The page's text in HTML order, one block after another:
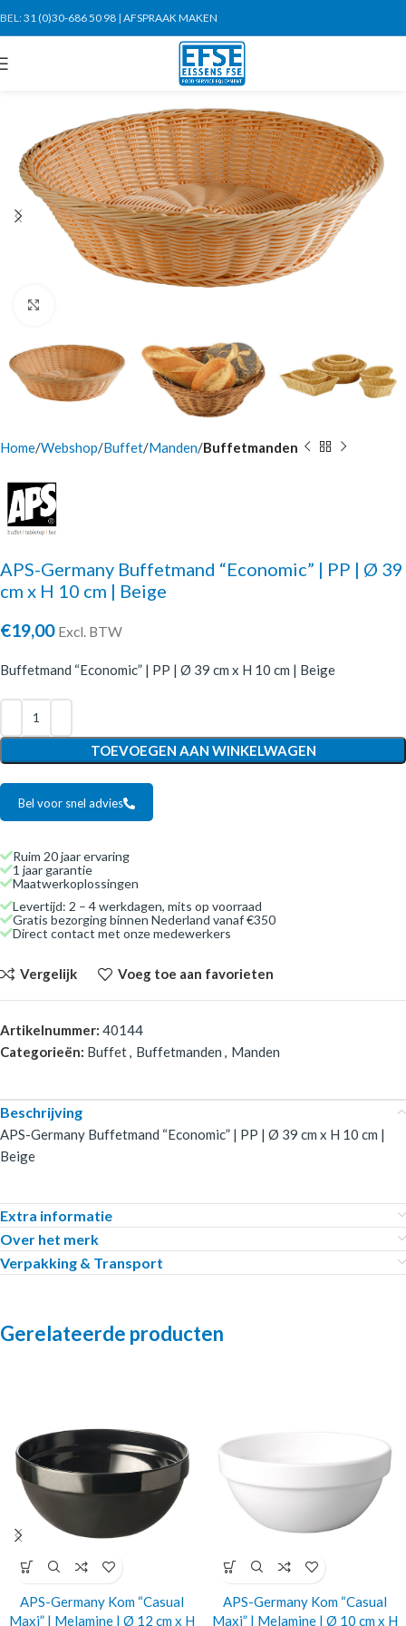
BEL:31 (0)30-686 50 98 | AFSPRAAK MAKEN
Home Webshop Buffet Manden Buffetmanden
APS-Germany Buffetmand “Economic” | PP | Ø 39
cm x H 10 cm | Beige
€19,00 Excl. BTW
Buffetmand “Economic” | PP | Ø 39 cm x H 10 cm | Beige
TOEVOEGEN AAN WINKELWAGEN
Bel voor snel advies
Ruim 20 jaar ervaring
1 jaar garantie
Maatwerkoplossingen
Levertijd: 2 – 4 werkdagen, mits op voorraad
Gratis bezorging binnen Nederland vanaf €350
Direct contact met onze medewerkers
Vergelijk Voeg toe aan favorieten
Artikelnummer: 40144
Categorieën: Buffet, Buffetmanden , Manden
Beschrijving
APS-Germany Buffetmand “Economic” | PP | Ø 39 cm x H 10 cm |
Beige
Extra informatie
Over het merk
Verpakking & Transport
Gerelateerde producten
APS-Germany Kom “Casual
Maxi” | Melamine | Ø 12 cm x H
APS-Germany Kom “Casual
Maxi” | Melamine | Ø 10 cm x H